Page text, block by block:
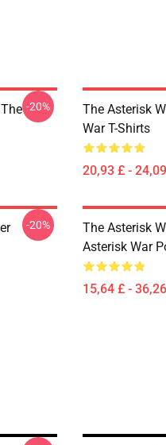
-20%
The Asterisk
War T-Shirts
20,93 £ -
-20%
The Asterisk
Asterisk War
15,64 £ -